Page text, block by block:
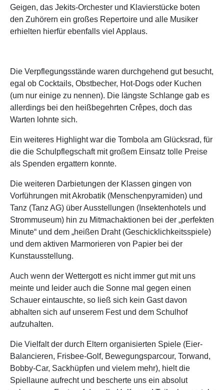
Geigen, das Jekits-Orchester und Klavierstücke boten
den Zuhörern ein großes Repertoire und alle Musiker
erhielten hierfür ebenfalls viel Applaus.
Die Verpflegungsstände waren durchgehend gut besucht,
egal ob Cocktails, Obstbecher, Hot-Dogs oder Kuchen
(um nur einige zu nennen). Die längste Schlange gab es
allerdings bei den heißbegehrten Crêpes, doch das
Warten lohnte sich.
Ein weiteres Highlight war die Tombola am Glücksrad, für
die die Schulpflegschaft mit großem Einsatz tolle Preise
als Spenden ergattern konnte.
Die weiteren Darbietungen der Klassen gingen von
Vorführungen mit Akrobatik (Menschenpyramiden) und
Tanz (Tanz AG) über Ausstellungen (Insektenhotels und
Strommuseum) hin zu Mitmachaktionen bei der „perfekten
Minute“ und dem „heißen Draht (Geschicklichkeitsspiele)
und dem aktiven Marmorieren von Papier bei der
Kunstausstellung.
Auch wenn der Wettergott es nicht immer gut mit uns
meinte und leider auch die Sonne mal gegen einen
Schauer eintauschte, so ließ sich kein Gast davon
abhalten sich auf unserem Fest und dem Schulhof
aufzuhalten.
Die Vielfalt der durch Eltern organisierten Spiele (Eier-
Balancieren, Frisbee-Golf, Bewegungsparcour, Torwand,
Bobby-Car, Sackhüpfen und vielem mehr), hielt die
Spiellaune aufrecht und bescherte uns ein absolut